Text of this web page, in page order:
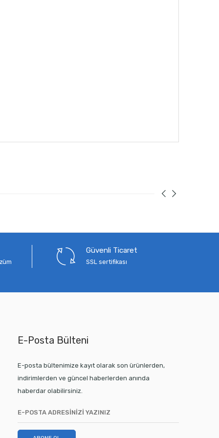
Güvenli Ticaret
SSL sertifikası
E-Posta Bülteni
E-posta bültenimize kayıt olarak son ürünlerden,
indirimlerden ve güncel haberlerden anında
haberdar olabilirsiniz.